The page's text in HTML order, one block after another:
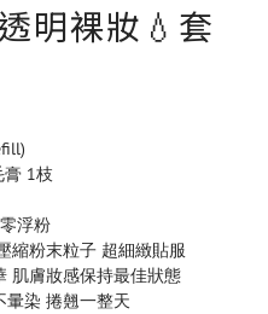
明裸妝💧套
膏 1枝
浮粉
縮粉末粒子 超細緻貼服
肌膚妝感保持最佳狀態
暈染 捲翹一整天